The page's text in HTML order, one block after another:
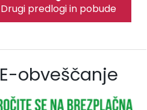
Drugi predlogi in pobude
E-obveščanje